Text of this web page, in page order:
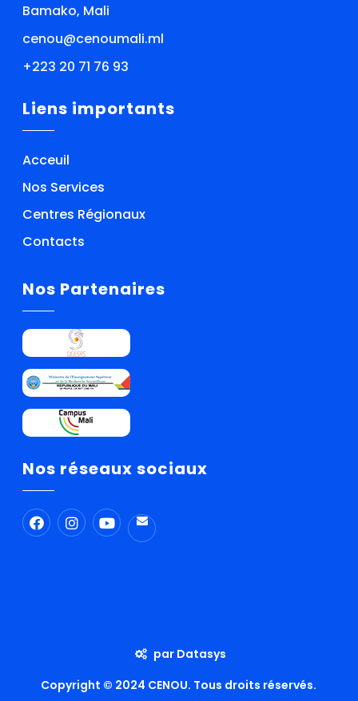
Bamako, Mali
cenou@cenoumali.ml
+223 20 71 76 93
Liens importants
Acceuil
Nos Services
Centres Régionaux
Contacts
Nos Partenaires
Nos réseaux sociaux
par Datasys
Copyright © 2024 CENOU. Tous droits réservés.